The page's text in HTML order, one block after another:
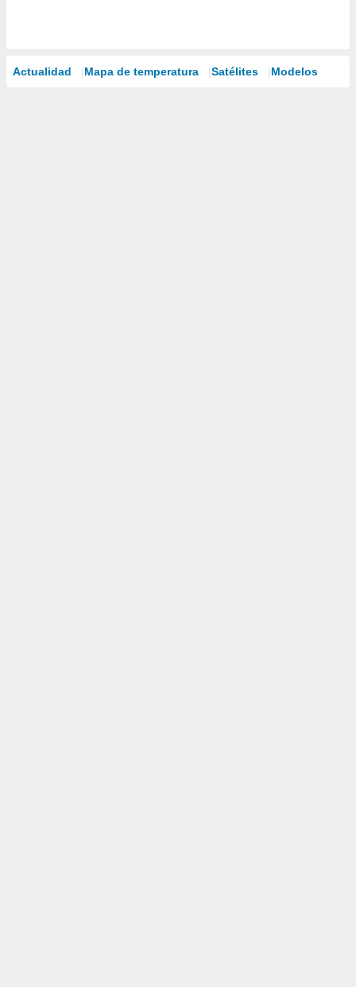
Actualidad Mapa de temperatura Satélites Modelos